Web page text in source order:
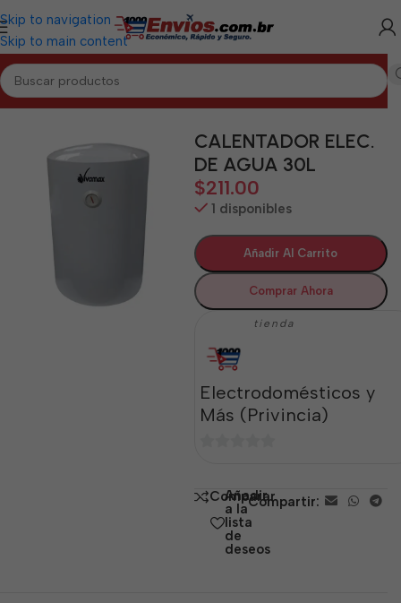
Skip to navigation
Skip to main content
Inicio/CAMAGÜEY/Electrodomésticos Camagüey
CALENTADOR ELEC.
DE AGUA 30L
$211.00
1 disponibles
Añadir Al Carrito
Comprar Ahora
tienda
Electrodomésticos y
Más (Privincia)
5 Comparar
Añadir
a la
lista
de
deseos
Compartir: